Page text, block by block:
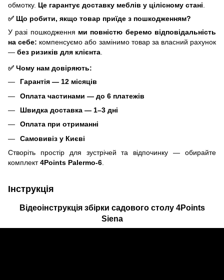
обмотку. Це гарантує доставку меблів у цілісному стані.
✅ Що робити, якщо товар приїде з пошкодженням?
У разі пошкодження ми повністю беремо відповідальність
на себе: компенсуємо або замінимо товар за власний рахунок
— без ризиків для клієнта.
✅ Чому нам довіряють:
Гарантія — 12 місяців
Оплата частинами — до 6 платежів
Швидка доставка — 1–3 дні
Оплата при отриманні
Самовивіз у Києві
Створіть простір для зустрічей та відпочинку — обирайте
комплект4Points Palermo-6
Інструкція
Відеоінструкція збірки садового столу 4Points
Siena